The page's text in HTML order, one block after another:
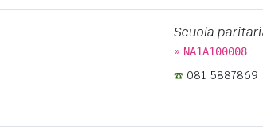
Scuola
» NA1A100008
081 5887869